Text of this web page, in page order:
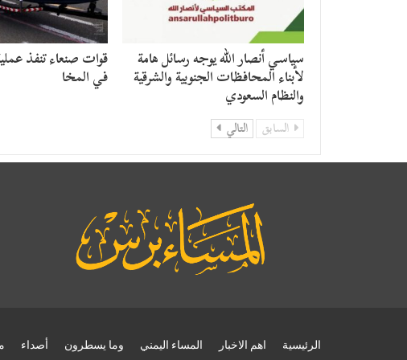
سياسي أنصار الله يوجه رسائل هامة
لأبناء المحافظات الجنوبية والشرقية
والنظام السعودي
قوات صنعاء تنفذ
في المخا
السابق التالي
الرئيسية اهم الاخبار المساء اليمني وما يسطرون أصداء